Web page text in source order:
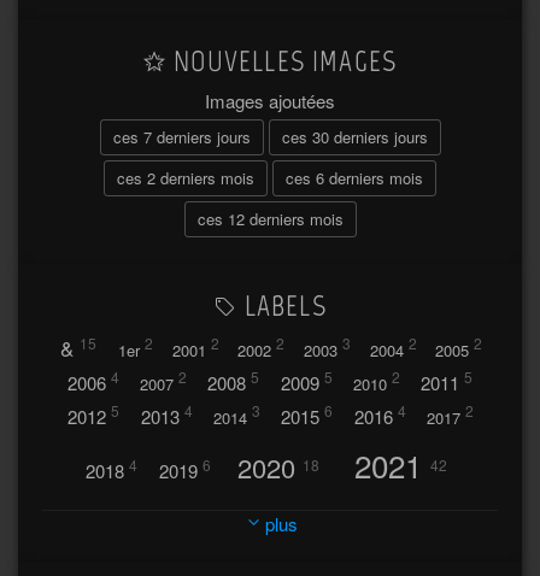
NOUVELLES IMAGES
Images ajoutées
ces 7 derniers jours
ces 30 derniers jours
ces 2 derniers mois
ces 6 derniers mois
ces 12 derniers mois
LABELS
& 15 1er 2 2001 2 2002 2 2003 3 2004 2 2005 2
2006 4 2007 2 2008 5 2009 5 2010 2 2011 5
2012 5 2013 4 2014 3 2015 6 2016 4 2017 2
2018 4 2019 6 2020 18 2021 42
2023 32
plus